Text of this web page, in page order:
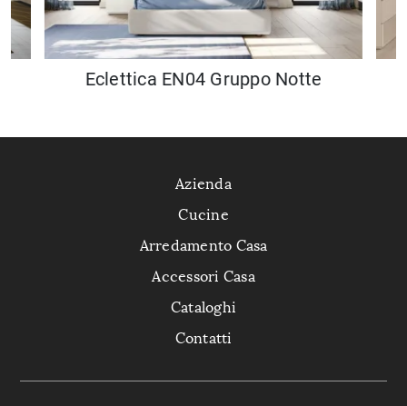
Eclettica EN04 Gruppo Notte
Azienda
Cucine
Arredamento Casa
Accessori Casa
Cataloghi
Contatti